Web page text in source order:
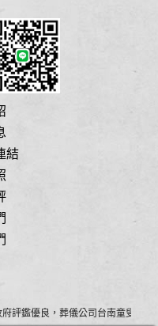
結
評鑑優良，葬儀公司台南童叟無